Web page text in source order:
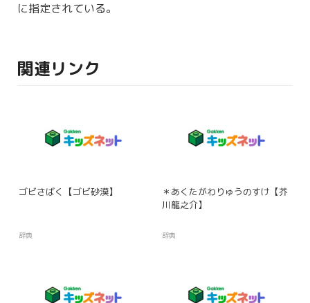
に指定されている。
関連リンク
ゴビさばく【ゴビ砂漠】
辞典
＊あくたがわりゅうのすけ【芥
川龍之介】
辞典